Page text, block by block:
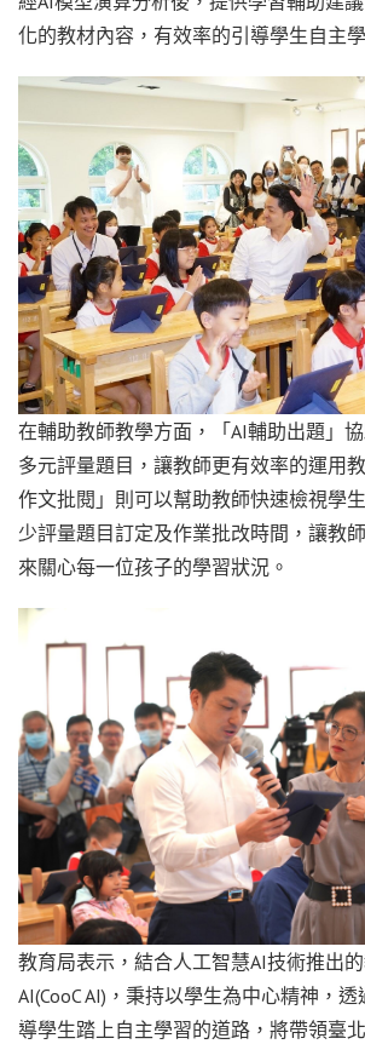
化的教材內容，有效率的引導學生自主
在輔助教師教學方面，「AI輔助出題」
多元評量題目，讓教師更有效率的運用
作文批閱」則可以幫助教師快速檢視學
少評量題目訂定及作業批改時間，讓教
來關心每一位孩子的學習狀況。
教育局表示，結合人工智慧AI技術推出
AI(CooC AI)，秉持以學生為中心精神，透
導學生踏上自主學習的道路，將帶領臺